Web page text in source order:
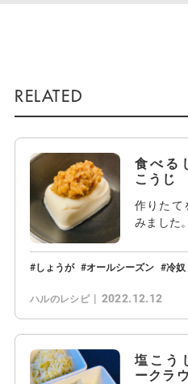
食べる
こうじ
作りたて
みました
しょうが オールシーズン 冷奴
ハルのレシピ 2022.12.12
塩こう
ークラ